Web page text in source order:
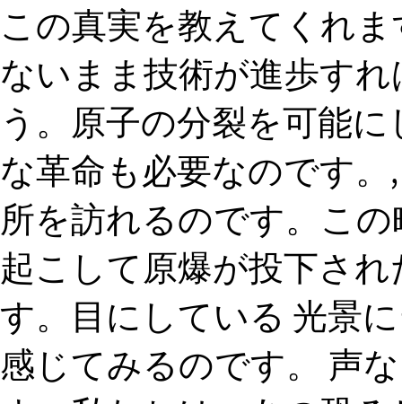
この真実を教えてくれ
ないまま技術が進歩す
う。原子の分裂を可能
な革命も必要なのです
所を訪れるのです。こ
起こして原爆が投下さ
す。目にしている 光景
感じてみるのです。 声